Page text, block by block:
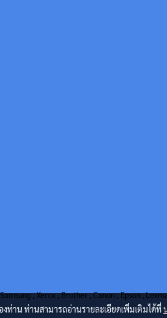
, Xerox , Brother , Canon , Epson ,
ท่าน ท่านสามารถอ่านรายละเอียดเพิ่มเติมได้ที่